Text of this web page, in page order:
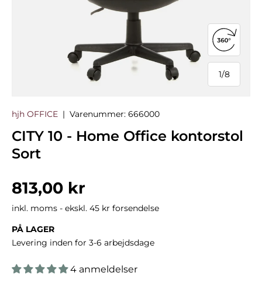
1/
af
8
Åbn
hjh OFFICE | Varenummer: 666000
CITY 10 - Home Office kontorstol
Sort
Normalpris
813,00 kr
inkl. moms - ekskl. 45 kr forsendelse
PÅ LAGER
Levering inden for 3-6 arbejdsdage
4 anmeldelser